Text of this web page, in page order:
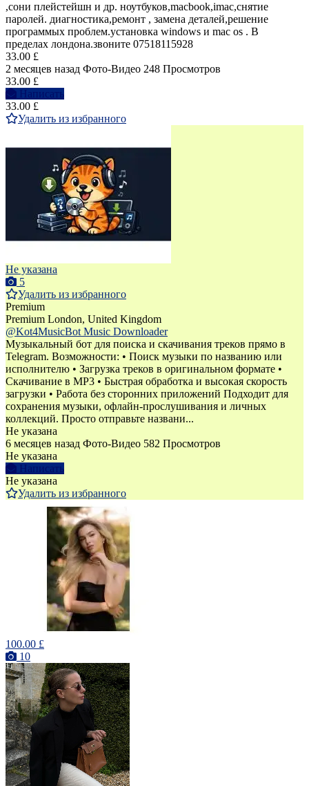
,сони плейстейшн и др. ноутбуков,macbook,imac,снятие
паролей. диагностика,ремонт , замена деталей,решение
программых проблем.установка windows и mac os . В
пределах лондона.звоните 07518115928
33.00 £
2 месяцев назад Фото-Видео 248 Просмотров
33.00 £
Написать
33.00 £
Удалить из избранного
Не указана
5
Удалить из избранного
Premium
Premium London, United Kingdom
@Kot4MusicBot Music Downloader
Музыкальный бот для поиска и скачивания треков прямо в
Telegram. Возможности: • Поиск музыки по названию или
исполнителю • Загрузка треков в оригинальном формате •
Скачивание в MP3 • Быстрая обработка и высокая скорость
загрузки • Работа без сторонних приложений Подходит для
сохранения музыки, офлайн-прослушивания и личных
коллекций. Просто отправьте названи...
Не указана
6 месяцев назад Фото-Видео 582 Просмотров
Не указана
Написать
Не указана
Удалить из избранного
100.00 £
10